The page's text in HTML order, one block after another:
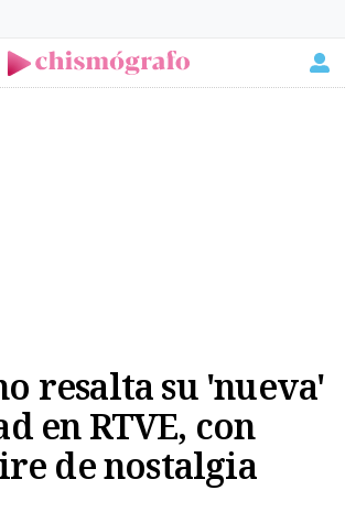
resalta su 'nueva'
en RTVE, con
de nostalgia